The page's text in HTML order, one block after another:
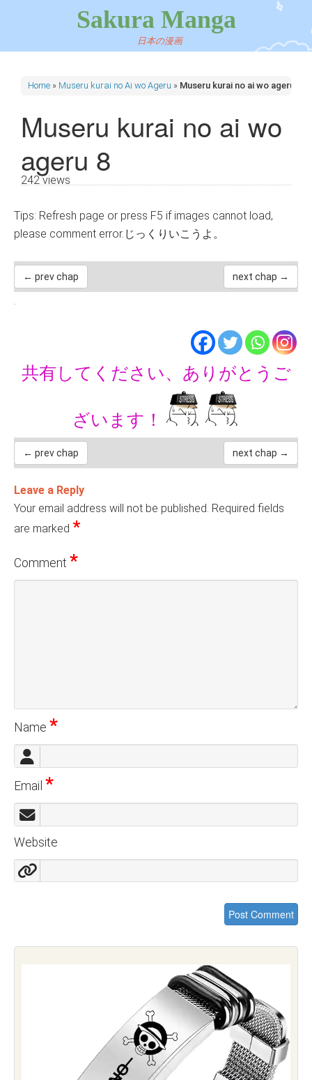
Sakura Manga
日本の漫画
Home » Museru kurai no Ai wo Ageru » Museru kurai no ai wo ageru 8
Museru kurai no ai wo
ageru 8
242 views
Tips: Refresh page or press F5 if images cannot load,
please comment error.じっくりいこうよ。
← prev chap next chap →
共有してください、ありがとうご
ざいます！
← prev chap next chap →
Leave a Reply
Your email address will not be published. Required fields
are marked *
Comment *
Name *
Email *
Website